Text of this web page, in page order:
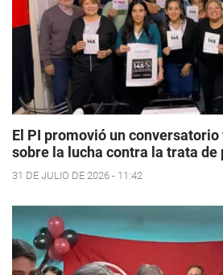
El PI promovió un
sobre la lucha contra la trata de
31 DE JULIO DE 2026 - 11:42